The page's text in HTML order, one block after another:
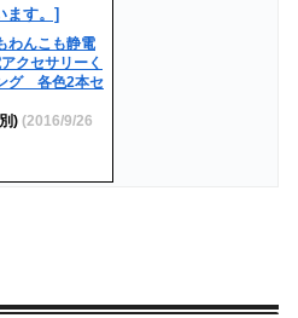
わんこも静電
クセサリーく
グ 各色2本セ
) (2016/9/26